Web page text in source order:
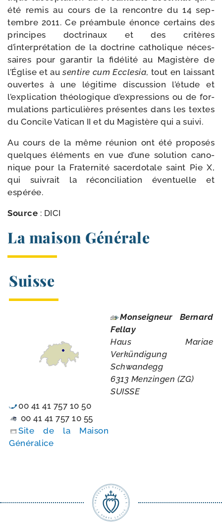
été remis au cours de la ren­contre du 14 sep­
tembre 2011. Ce pré­am­bule énonce cer­tains des
prin­cipes doc­tri­naux et des cri­tères
d’interprétation de la doc­trine catho­lique néces­
saires pour garan­tir la fidé­li­té au Magistère de
l’Église et ausen­tire cum Ecclesia, tout en lais­sant
ouvertes à une légi­time dis­cus­sion l’étude et
l’explication théo­lo­gique d’expressions ou de for­
mu­la­tions par­ti­cu­lières pré­sentes dans les textes
du Concile Vatican II et du Magistère qui a suivi.
Au cours de la même réunion ont été pro­po­sés
quelques élé­ments en vue d’une solu­tion cano­
nique pour la Fraternité sacer­do­tale saint Pie X,
qui sui­vrait la récon­ci­lia­tion éven­tuelle et
espérée.
Source : DICI
La maison Générale
Suisse
Monseigneur Bernard
Fellay
Haus Mariae
Verkündigung
Schwandegg
6313 Menzingen (ZG)
SUISSE
00 41 41 757 10 50
00 41 41 757 10 55
Site de la Maison
Généralice